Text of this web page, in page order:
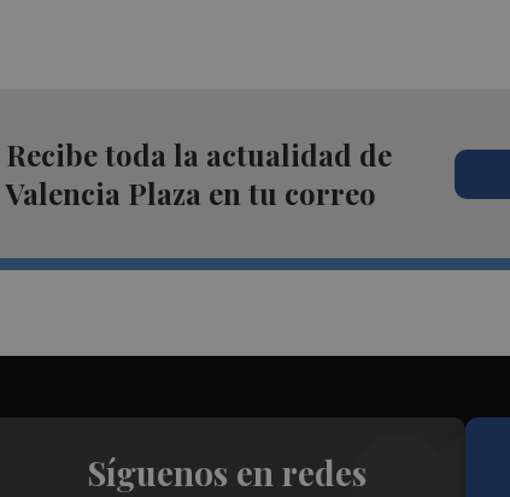
Recibe toda la actualidad de
Valencia Plaza en tu correo
Síguenos en redes